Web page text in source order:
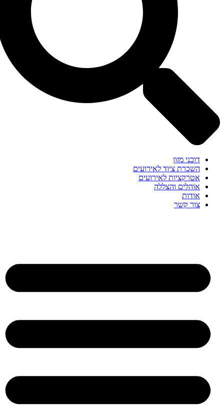
דוכני מזון
השכרת ציוד לאירועים
אטרקציות לאירועים
אוהלים והצללה
אודות
צור קשר